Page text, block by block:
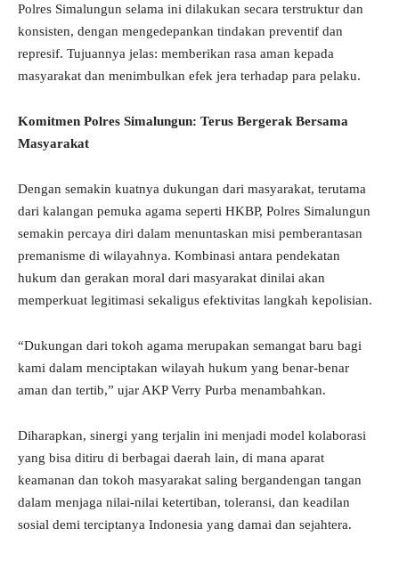
Polres Simalungun selama ini dilakukan secara terstruktur dan
konsisten, dengan mengedepankan tindakan preventif dan
represif. Tujuannya jelas: memberikan rasa aman kepada
masyarakat dan menimbulkan efek jera terhadap para pelaku.
Komitmen Polres Simalungun: Terus Bergerak Bersama
Masyarakat
Dengan semakin kuatnya dukungan dari masyarakat, terutama
dari kalangan pemuka agama seperti HKBP, Polres Simalungun
semakin percaya diri dalam menuntaskan misi pemberantasan
premanisme di wilayahnya. Kombinasi antara pendekatan
hukum dan gerakan moral dari masyarakat dinilai akan
memperkuat legitimasi sekaligus efektivitas langkah kepolisian.
“Dukungan dari tokoh agama merupakan semangat baru bagi
kami dalam menciptakan wilayah hukum yang benar-benar
aman dan tertib,” ujar AKP Verry Purba menambahkan.
Diharapkan, sinergi yang terjalin ini menjadi model kolaborasi
yang bisa ditiru di berbagai daerah lain, di mana aparat
keamanan dan tokoh masyarakat saling bergandengan tangan
dalam menjaga nilai-nilai ketertiban, toleransi, dan keadilan
sosial demi terciptanya Indonesia yang damai dan sejahtera.